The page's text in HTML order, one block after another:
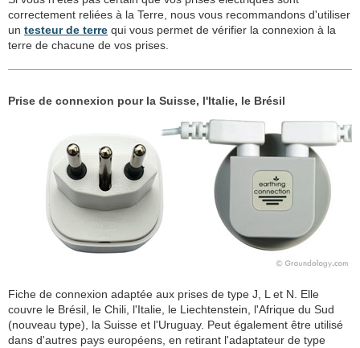
correctement reliées à la Terre, nous vous recommandons d'utiliser
un testeur de terre qui vous permet de vérifier la connexion à la
terre de chacune de vos prises.
Prise de connexion pour la Suisse, l'Italie, le Brésil
Fiche de connexion adaptée aux prises de type J, L et N. Elle
couvre le Brésil, le Chili, l'Italie, le Liechtenstein, l'Afrique du Sud
(nouveau type), la Suisse et l'Uruguay. Peut également être utilisé
dans d'autres pays européens, en retirant l'adaptateur de type